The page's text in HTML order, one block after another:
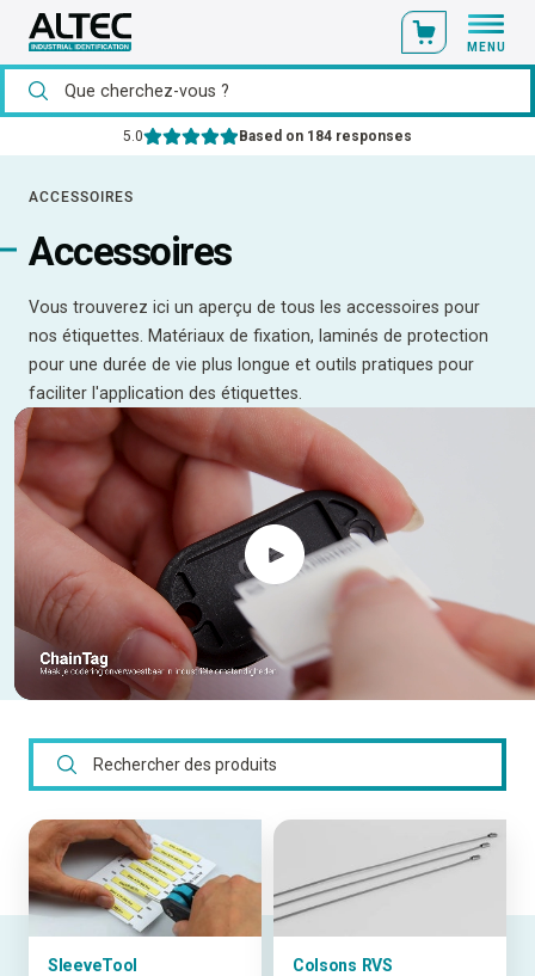
MENU
5.0 Based on 184 responses
ACCESSOIRES
Accessoires
Vous trouverez ici un aperçu de tous les accessoires pour
nos étiquettes. Matériaux de fixation, laminés de protection
pour une durée de vie plus longue et outils pratiques pour
faciliter l'application des étiquettes.
SleeveTool Colsons RVS